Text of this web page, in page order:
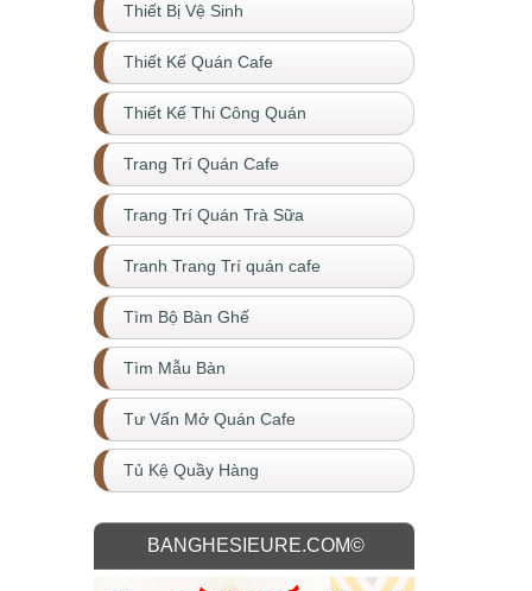
Thiết Bị Vệ Sinh
Thiết Kế Quán Cafe
Thiết Kế Thi Công Quán
Trang Trí Quán Cafe
Trang Trí Quán Trà Sữa
Tranh Trang Trí quán cafe
Tìm Bộ Bàn Ghế
Tìm Mẫu Bàn
Tư Vấn Mở Quán Cafe
Tủ Kệ Quầy Hàng
BANGHESIEURE.COM©